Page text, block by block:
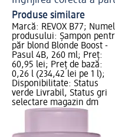
Produse similare
Marcă: REVOX B77;
produsului: Șampon
păr blond Blonde Boost -
Pasul 4B, 260 ml; Preț:
60,95 lei; Preț de bază:
0,26 l (234,42 lei pe 1 l);
Disponibilitate: Status
verde Livrabil, Status gri
selectare magazin dm